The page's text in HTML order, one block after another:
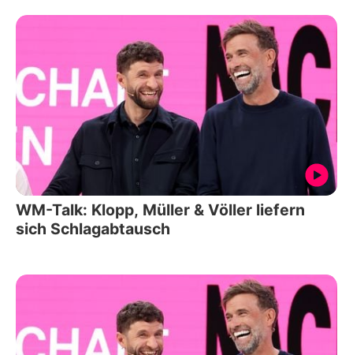
WM-Talk: Klopp, Müller & Völler liefern
sich Schlagabtausch